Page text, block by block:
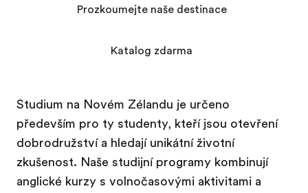
Studium na Novém Zélandu je určeno
především pro ty studenty, kteří jsou otevření
dobrodružství a hledají unikátní životní
zkušenost. Naše studijní programy kombinují
anglické kurzy s volnočasovými aktivitami a
Prozkoumejte naše destinace
Katalog zdarma